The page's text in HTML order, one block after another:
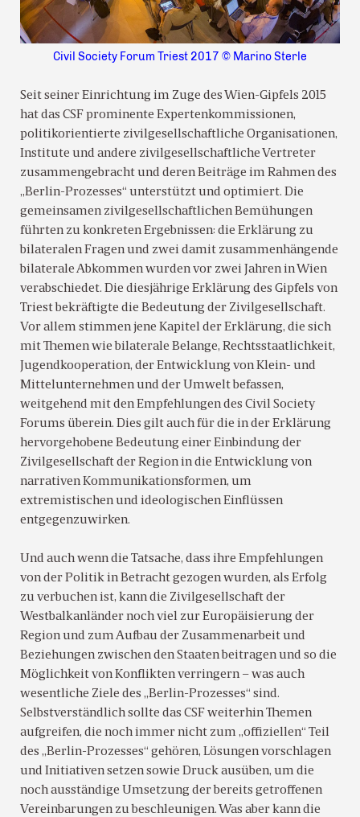
Civil Society Forum Triest 2017 © Marino Sterle
Seit seiner Einrichtung im Zuge des Wien-Gipfels 2015
hat das CSF prominente Expertenkommissionen,
politikorientierte zivilgesellschaftliche Organisationen,
Institute und andere zivilgesellschaftliche Vertreter
zusammengebracht und deren Beiträge im Rahmen des
„Berlin-Prozesses“ unterstützt und optimiert. Die
gemeinsamen zivilgesellschaftlichen Bemühungen
führten zu konkreten Ergebnissen: die Erklärung zu
bilateralen Fragen und zwei damit zusammenhängende
bilaterale Abkommen wurden vor zwei Jahren in Wien
verabschiedet. Die diesjährige Erklärung des Gipfels von
Triest bekräftigte die Bedeutung der Zivilgesellschaft.
Vor allem stimmen jene Kapitel der Erklärung, die sich
mit Themen wie bilaterale Belange, Rechtsstaatlichkeit,
Jugendkooperation, der Entwicklung von Klein- und
Mittelunternehmen und der Umwelt befassen,
weitgehend mit den Empfehlungen des Civil Society
Forums überein. Dies gilt auch für die in der Erklärung
hervorgehobene Bedeutung einer Einbindung der
Zivilgesellschaft der Region in die Entwicklung von
narrativen Kommunikationsformen, um
extremistischen und ideologischen Einflüssen
entgegenzuwirken.
Und auch wenn die Tatsache, dass ihre Empfehlungen
von der Politik in Betracht gezogen wurden, als Erfolg
zu verbuchen ist, kann die Zivilgesellschaft der
Westbalkanländer noch viel zur Europäisierung der
Region und zum Aufbau der Zusammenarbeit und
Beziehungen zwischen den Staaten beitragen und so die
Möglichkeit von Konflikten verringern – was auch
wesentliche Ziele des „Berlin-Prozesses“ sind.
Selbstverständlich sollte das CSF weiterhin Themen
aufgreifen, die noch immer nicht zum „offiziellen“ Teil
des „Berlin-Prozesses“ gehören, Lösungen vorschlagen
und Initiativen setzen sowie Druck ausüben, um die
noch ausständige Umsetzung der bereits getroffenen
Vereinbarungen zu beschleunigen. Was aber kann die